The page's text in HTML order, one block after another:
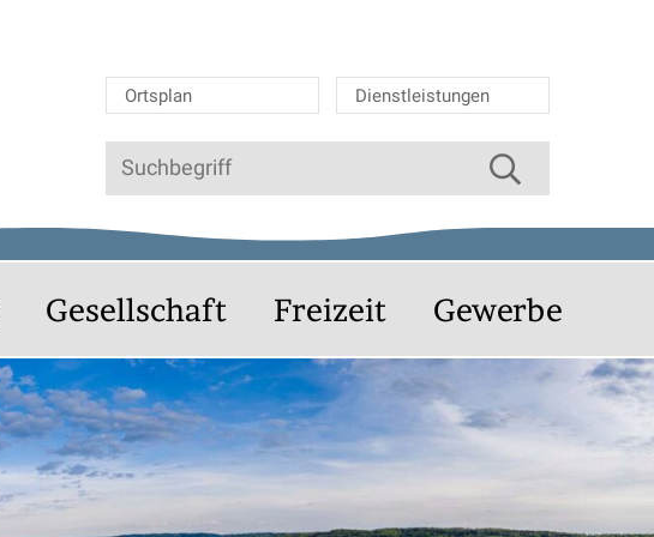
Ortsplan Dienstleistungen
Suchbegriff Suche starten
Gesellschaft Freizeit Gewerbe